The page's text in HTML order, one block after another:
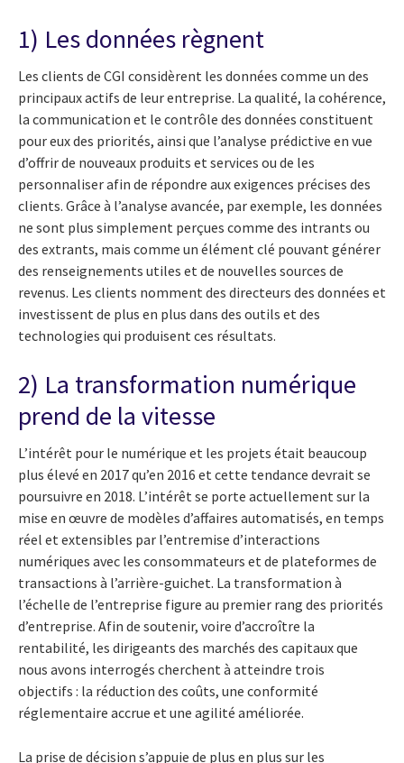
1) Les données règnent
Les clients de CGI considèrent les données comme un des
principaux actifs de leur entreprise. La qualité, la cohérence,
la communication et le contrôle des données constituent
pour eux des priorités, ainsi que l’analyse prédictive en vue
d’offrir de nouveaux produits et services ou de les
personnaliser afin de répondre aux exigences précises des
clients. Grâce à l’analyse avancée, par exemple, les données
ne sont plus simplement perçues comme des intrants ou
des extrants, mais comme un élément clé pouvant générer
des renseignements utiles et de nouvelles sources de
revenus. Les clients nomment des directeurs des données et
investissent de plus en plus dans des outils et des
technologies qui produisent ces résultats.
2) La transformation numérique
prend de la vitesse
L’intérêt pour le numérique et les projets était beaucoup
plus élevé en 2017 qu’en 2016 et cette tendance devrait se
poursuivre en 2018. L’intérêt se porte actuellement sur la
mise en œuvre de modèles d’affaires automatisés, en temps
réel et extensibles par l’entremise d’interactions
numériques avec les consommateurs et de plateformes de
transactions à l’arrière-guichet. La transformation à
l’échelle de l’entreprise figure au premier rang des priorités
d’entreprise. Afin de soutenir, voire d’accroître la
rentabilité, les dirigeants des marchés des capitaux que
nous avons interrogés cherchent à atteindre trois
objectifs : la réduction des coûts, une conformité
réglementaire accrue et une agilité améliorée.
La prise de décision s’appuie de plus en plus sur les